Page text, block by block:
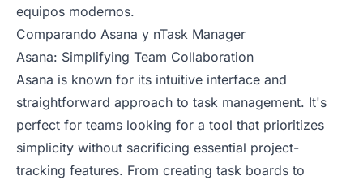
equipos modernos.
Comparando Asana y nTask Manager
Asana: Simplifying Team Collaboration
Asana is known for its intuitive interface and
straightforward approach to task management. It's
perfect for teams looking for a tool that prioritizes
simplicity without sacrificing essential project-
tracking features. From creating task boards to